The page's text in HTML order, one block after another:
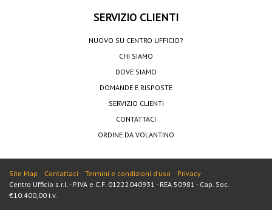
SERVIZIO CLIENTI
NUOVO SU CENTRO UFFICIO?
CHI SIAMO
DOVE SIAMO
DOMANDE E RISPOSTE
SERVIZIO CLIENTI
CONTATTACI
ORDINE DA VOLANTINO
Site Map Contattaci Termini e condizioni d'uso
Privacy
Centro Ufficio s.r.l. - P.IVA e C.F. 01222040931 - REA 50981 - Cap. Soc.
€10.400,00 i.v.